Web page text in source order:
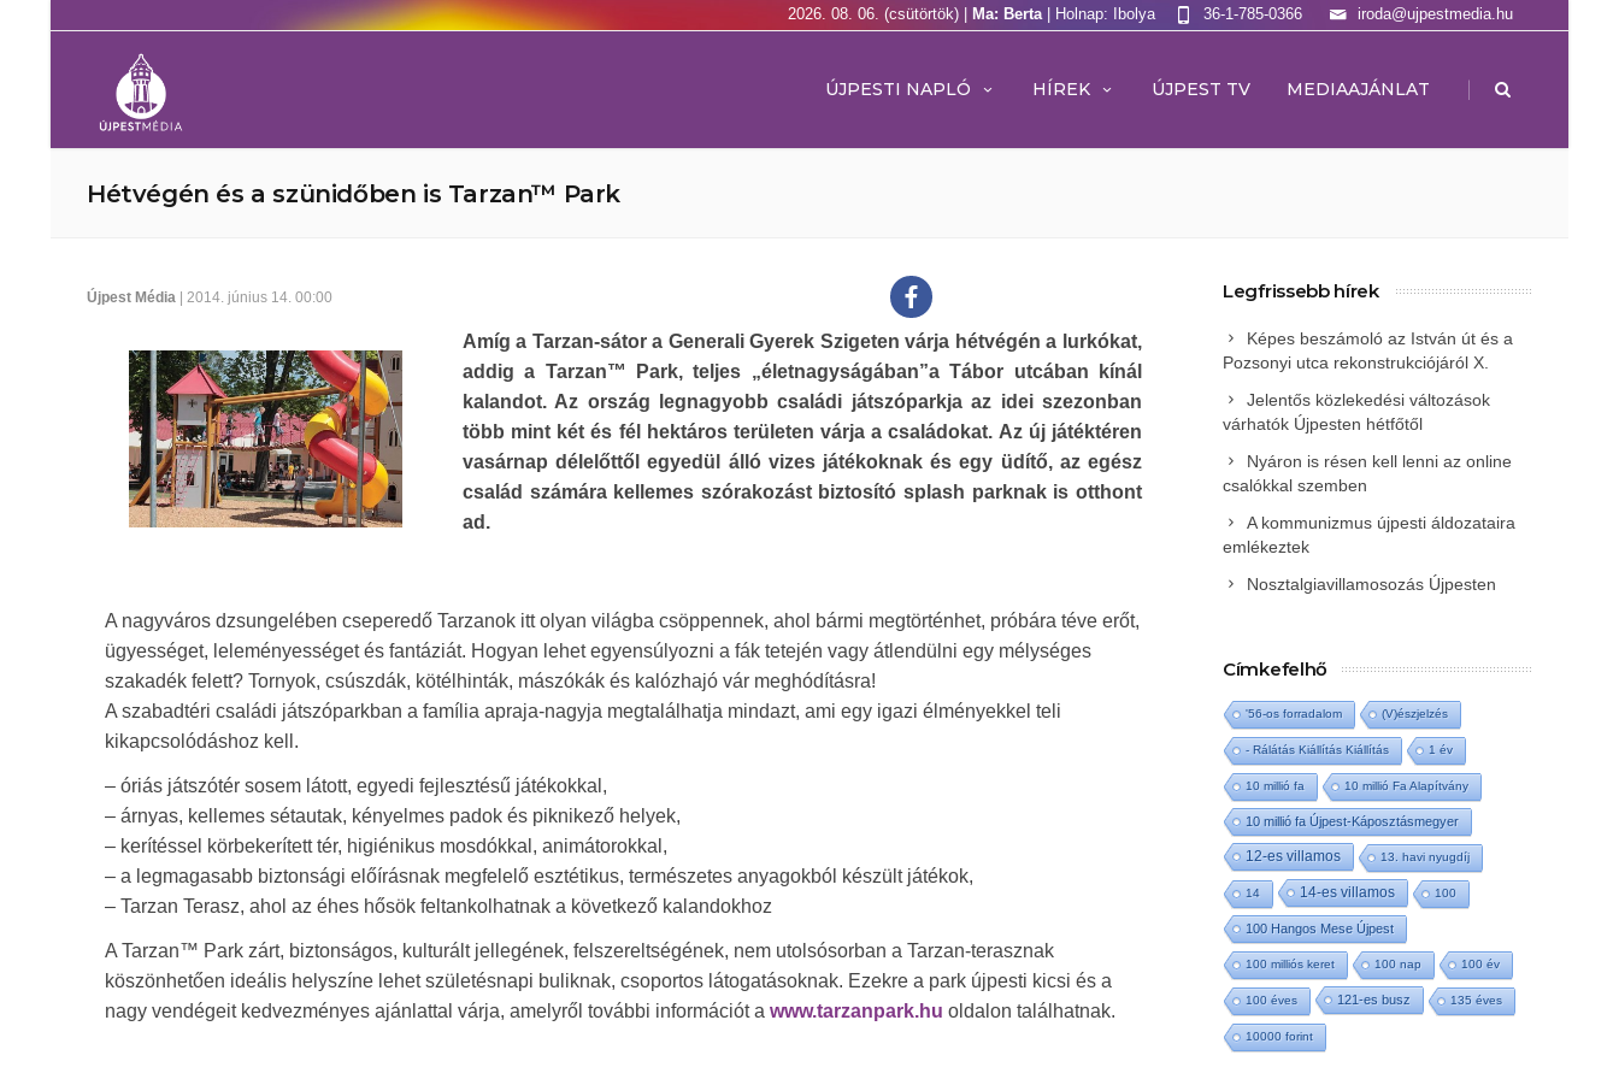
2026. 08. 06. (csütörtök) | Ma: Berta | Holnap: Ibolya iroda@ujpestmedia.hu
36-1-785-0366
ÚJPESTI NAPLÓ HÍREK ÚJPEST TV MEDIAAJÁNLAT |
Hétvégén és a szünidőben is Tarzan™ Park
Újpest Média | 2014. június 14. 00:00
Amíg a Tarzan-sátor a Generali Gyerek Szigeten várja hétvégén a lurkókat,
addig a Tarzan™ Park, teljes „életnagyságában”a Tábor utcában kínál
kalandot. Az ország legnagyobb családi játszóparkja az idei szezonban
több mint két és fél hektáros területen várja a családokat. Az új játéktéren
vasárnap délelőttől egyedül álló vizes játékoknak és egy üdítő, az egész
család számára kellemes szórakozást biztosító splash parknak is otthont
ad.
A nagyváros dzsungelében cseperedő Tarzanok itt olyan világba csöppennek, ahol bármi megtörténhet, próbára téve erőt,
ügyességet, leleményességet és fantáziát. Hogyan lehet egyensúlyozni a fák tetején vagy átlendülni egy mélységes
szakadék felett? Tornyok, csúszdák, kötélhinták, mászókák és kalózhajó vár meghódításra!
A szabadtéri családi játszóparkban a família apraja-nagyja megtalálhatja mindazt, ami egy igazi élményekkel teli
kikapcsolódáshoz kell.
– óriás játszótér sosem látott, egyedi fejlesztésű játékokkal,
– árnyas, kellemes sétautak, kényelmes padok és piknikező helyek,
– kerítéssel körbekerített tér, higiénikus mosdókkal, animátorokkal,
– a legmagasabb biztonsági előírásnak megfelelő esztétikus, természetes anyagokból készült játékok,
– Tarzan Terasz, ahol az éhes hősök feltankolhatnak a következő kalandokhoz
A Tarzan™ Park zárt, biztonságos, kulturált jellegének, felszereltségének, nem utolsósorban a Tarzan-terasznak
köszönhetően ideális helyszíne lehet születésnapi buliknak, csoportos látogatásoknak. Ezekre a park újpesti kicsi és a
nagy vendégeit kedvezményes ajánlattal várja, amelyről további információt a www.tarzanpark.hu oldalon találhatnak.
Legfrissebb hírek
Képes beszámoló az István út és a
Pozsonyi utca rekonstrukciójáról X.
Jelentős közlekedési változások
várhatók Újpesten hétfőtől
Nyáron is résen kell lenni az online
csalókkal szemben
A kommunizmus újpesti áldozataira
emlékeztek
Nosztalgiavillamosozás Újpesten
Címkefelhő
'56-os forradalom (V)észjelzés
- Rálátás Kiállítás Kiállítás 1 év
10 millió fa 10 millió Fa Alapítvány
10 millió fa Újpest-Káposztásmegyer
12-es villamos 13. havi nyugdíj
14 14-es villamos 100
100 Hangos Mese Újpest
100 milliós keret 100 nap 100 év
100 éves 121-es busz 135 éves
10000 forint